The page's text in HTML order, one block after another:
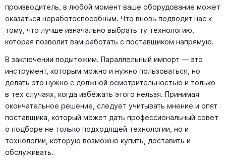
производитель, в любой момент ваше оборудование может
оказаться неработоспособным. Что вновь подводит нас к
тому, что лучше изначально выбрать ту технологию,
которая позволит вам работать с поставщиком напрямую.
В заключении подытожим. Параллельный импорт — это
инструмент, которым можно и нужно пользоваться, но
делать это нужно с должной осмотрительностью и только
в тех случаях, когда избежать этого нельзя. Принимая
окончательное решение, следует учитывать мнение и опят
поставщика, который может дать профессиональный совет
о подборе не только подходящей технологии, но и
технологии, которую возможно купить, доставить и
обслуживать.